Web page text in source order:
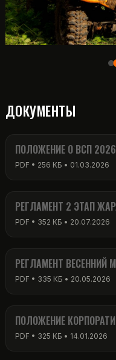
ПОЛОЖЕНИЕ О ВСП 2026
РЕГЛАМЕНТ 2 ЭТАП
РЕГЛАМЕНТ ВЕСЕННИЙ
ПОЛОЖЕНИЕ